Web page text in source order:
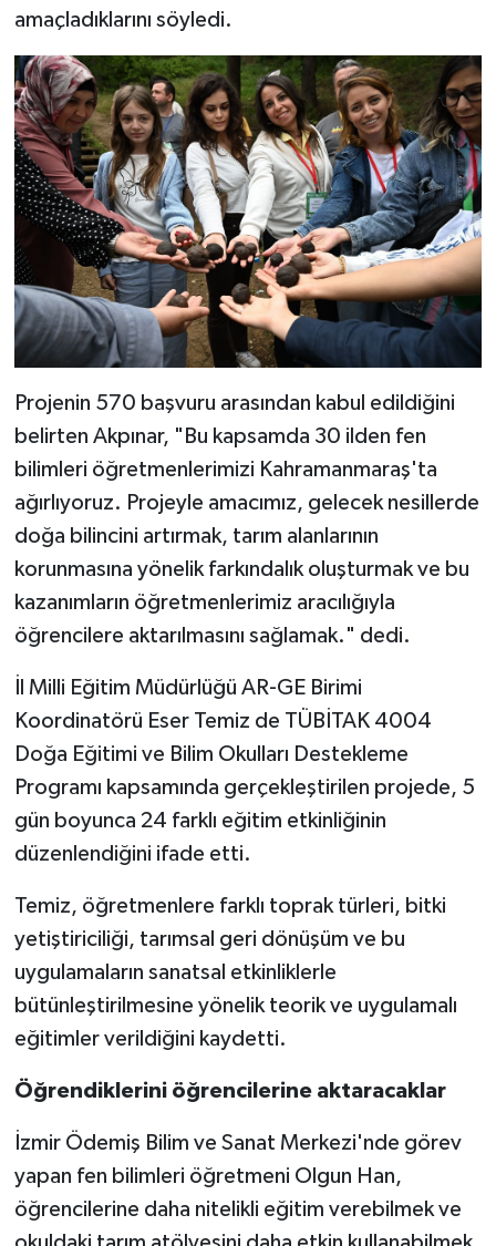
amaçladıklarını söyledi.
Projenin 570 başvuru arasından kabul edildiğini
belirten Akpınar, "Bu kapsamda 30 ilden fen
bilimleri öğretmenlerimizi Kahramanmaraş'ta
ağırlıyoruz. Projeyle amacımız, gelecek nesillerde
doğa bilincini artırmak, tarım alanlarının
korunmasına yönelik farkındalık oluşturmak ve bu
kazanımların öğretmenlerimiz aracılığıyla
öğrencilere aktarılmasını sağlamak." dedi.
İl Milli Eğitim Müdürlüğü AR-GE Birimi
Koordinatörü Eser Temiz de TÜBİTAK 4004
Doğa Eğitimi ve Bilim Okulları Destekleme
Programı kapsamında gerçekleştirilen projede, 5
gün boyunca 24 farklı eğitim etkinliğinin
düzenlendiğini ifade etti.
Temiz, öğretmenlere farklı toprak türleri, bitki
yetiştiriciliği, tarımsal geri dönüşüm ve bu
uygulamaların sanatsal etkinliklerle
bütünleştirilmesine yönelik teorik ve uygulamalı
eğitimler verildiğini kaydetti.
Öğrendiklerini öğrencilerine aktaracaklar
İzmir Ödemiş Bilim ve Sanat Merkezi'nde görev
yapan fen bilimleri öğretmeni Olgun Han,
öğrencilerine daha nitelikli eğitim verebilmek ve